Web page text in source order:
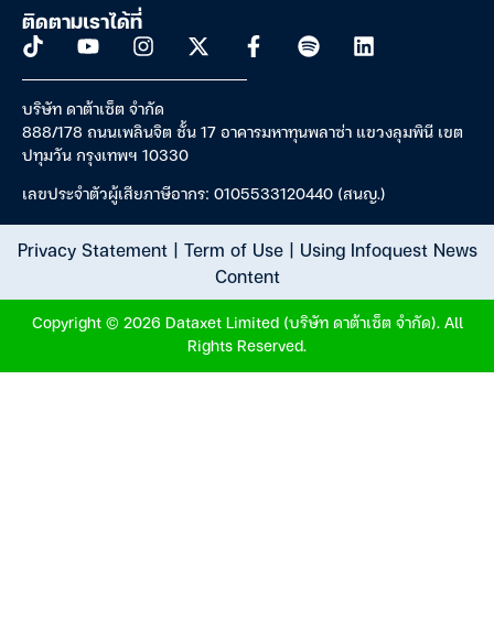
ติดตามเราได้ที่
บริษัท ดาต้าเซ็ต จำกัด
888/178 ถนนเพลินจิต ชั้น 17 อาคารมหาทุนพลาซ่า แขวงลุมพินี เขต
ปทุมวัน กรุงเทพฯ 10330
เลขประจำตัวผู้เสียภาษีอากร: 0105533120440 (สนญ.)
Privacy Statement| Term of Use| Using Infoquest News
Content
Copyright © 2026 Dataxet Limited (บริษัท ดาต้าเซ็ต จำกัด). All
Rights Reserved.